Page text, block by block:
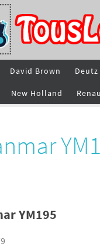
David Brown Deutz
New Holland
YM195